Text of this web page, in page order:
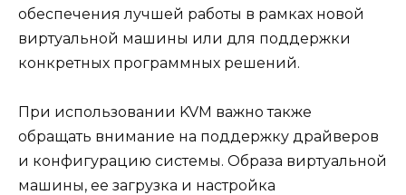
обеспечения лучшей работы в рамках новой
виртуальной машины или для поддержки
конкретных программных решений.
При использовании KVM важно также
обращать внимание на поддержку драйверов
и конфигурацию системы. Образа виртуальной
машины, ее загрузка и настройка